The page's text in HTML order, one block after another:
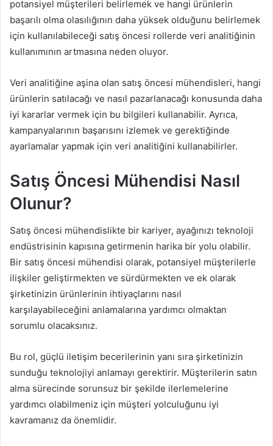
potansiyel müşterileri belirlemek ve hangi ürünlerin
başarılı olma olasılığının daha yüksek olduğunu belirlemek
için kullanılabileceği satış öncesi rollerde veri analitiğinin
kullanımının artmasına neden oluyor.
Veri analitiğine aşina olan satış öncesi mühendisleri, hangi
ürünlerin satılacağı ve nasıl pazarlanacağı konusunda daha
iyi kararlar vermek için bu bilgileri kullanabilir. Ayrıca,
kampanyalarının başarısını izlemek ve gerektiğinde
ayarlamalar yapmak için veri analitiğini kullanabilirler.
Satış Öncesi Mühendisi Nasıl
Olunur?
Satış öncesi mühendislikte bir kariyer, ayağınızı teknoloji
endüstrisinin kapısına getirmenin harika bir yolu olabilir.
Bir satış öncesi mühendisi olarak, potansiyel müşterilerle
ilişkiler geliştirmekten ve sürdürmekten ve ek olarak
şirketinizin ürünlerinin ihtiyaçlarını nasıl
karşılayabileceğini anlamalarına yardımcı olmaktan
sorumlu olacaksınız.
Bu rol, güçlü iletişim becerilerinin yanı sıra şirketinizin
sunduğu teknolojiyi anlamayı gerektirir. Müşterilerin satın
alma sürecinde sorunsuz bir şekilde ilerlemelerine
yardımcı olabilmeniz için müşteri yolculuğunu iyi
kavramanız da önemlidir.